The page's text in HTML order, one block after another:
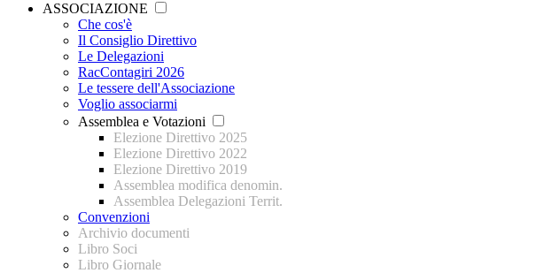
ASSOCIAZIONE
Che cos'è
Il Consiglio Direttivo
Le Delegazioni
RacContagiri 2026
Le tessere dell'Associazione
Voglio associarmi
Assemblea e Votazioni
Elezione Direttivo 2025
Elezione Direttivo 2022
Elezione Direttivo 2019
Assemblea modifica denomin.
Assemblea Delegazioni Territ.
Convenzioni
Archivio documenti
Libro Soci
Libro Giornale